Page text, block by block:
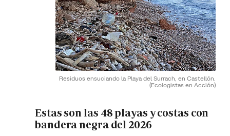
Residuos ensuciando la Playa del Surrach, en Castellón.
(Ecologistas en Acción)
Estas son las 48 playas y costas con
bandera negra del 2026